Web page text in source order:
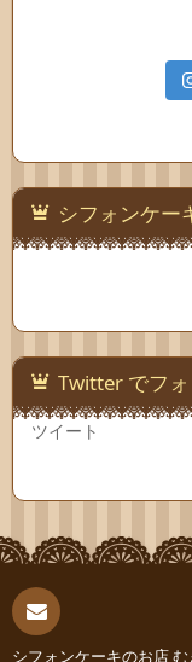
シフォンケ
Twitter でフ
ツイート
シフォンケーキのお店